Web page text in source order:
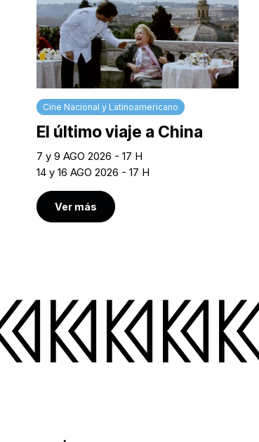
Cine Nacional y Latinoamericano
El último viaje a China
7 y 9 AGO 2026 - 17 H
14 y 16 AGO 2026 - 17 H
Ver más